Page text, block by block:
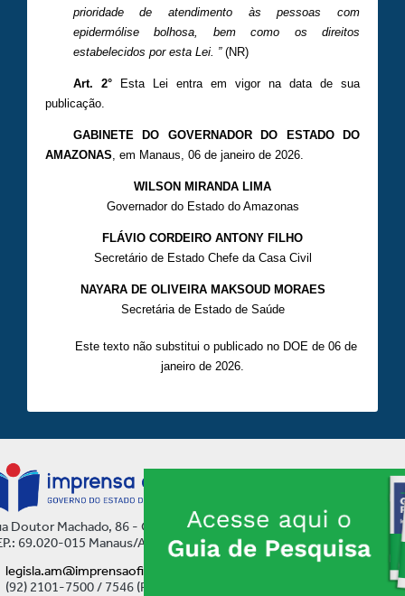
prioridade de atendimento às pessoas com
epidermólise bolhosa, bem como os direitos
estabelecidos por esta Lei. ”(NR)
Art. 2°Esta Lei entra em vigor na data de sua
publicação.
GABINETE DO GOVERNADOR DO ESTADO DO
AMAZONAS , em Manaus, 06 de janeiro de 2026.
WILSON MIRANDA LIMA
Governador do Estado do Amazonas
FLÁVIO CORDEIRO ANTONY FILHO
Secretário de Estado Chefe da Casa Civil
NAYARA DE OLIVEIRA MAKSOUD MORAES
Secretária de Estado de Saúde
Este texto não substitui o publicado no DOE de 06 de
janeiro de 2026.
Doutor Machado, 86 - Centro
69.020-015 Manaus/AM
legisla.am@imprensaoficial.am.gov.br
(92) 2101-7500 / 7546 (Ramal)